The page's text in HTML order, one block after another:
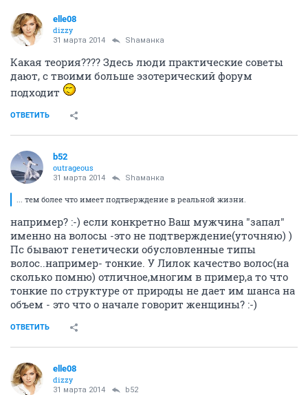
elle08
dizzy
31 марта 2014 Shаманка
Какая теория???? Здесь люди практические советы
дают, с твоими больше эзотерический форум
подходит
ОТВЕТИТЬ
b52
outrageous
31 марта 2014 Shаманка
... тем более что имеет подтверждение в реальной жизни.
например? :-) если конкретно Ваш мужчина "запал"
именно на волосы -это не подтверждение(уточняю) )
Пс бывают генетически обусловленные типы
волос..например- тонкие. У Лилок качество волос(на
сколько помню) отличное,многим в пример,а то что
тонкие по структуре от природы не дает им шанса на
объем - это что о начале говорит женщины? :-)
ОТВЕТИТЬ
elle08
dizzy
31 марта 2014 b52